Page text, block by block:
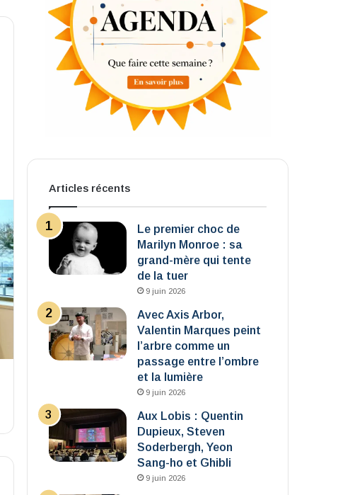
Articles récents
Le premier choc de
Marilyn Monroe : sa
grand-mère qui tente
de la tuer
9 juin 2026
Avec Axis Arbor,
Valentin Marques peint
l’arbre comme un
passage entre l’ombre
et la lumière
9 juin 2026
Aux Lobis : Quentin
Dupieux, Steven
Soderbergh, Yeon
Sang-ho et Ghibli
9 juin 2026